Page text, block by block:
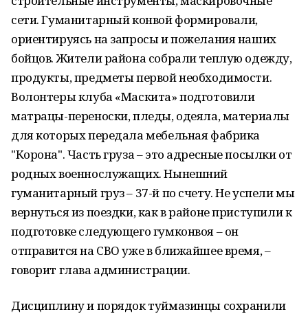
сети. Гуманитарный конвой формировали,
ориентируясь на запросы и пожелания наших
бойцов. Жители района собрали теплую одежду,
продукты, предметы первой необходимости.
Волонтеры клуба «Маскита» подготовили
матрацы-переноски, пледы, одеяла, материалы
для которых передала мебельная фабрика
"Корона". Часть груза – это адресные посылки от
родных военнослужащих. Нынешний
гуманитарный груз – 37-й по счету. Не успели мы
вернуться из поездки, как в районе приступили к
подготовке следующего гумконвоя – он
отправится на СВО уже в ближайшее время, –
говорит глава администрации.
Дисциплину и порядок туймазинцы сохранили